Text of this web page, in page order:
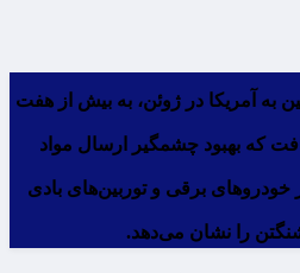
به آمریکا در ژوئن، به بیش از هفت
که بهبود چشمگیر ارسال مواد
خودروهای برقی و توربین‌های بادی
را نشان می‌دهد.